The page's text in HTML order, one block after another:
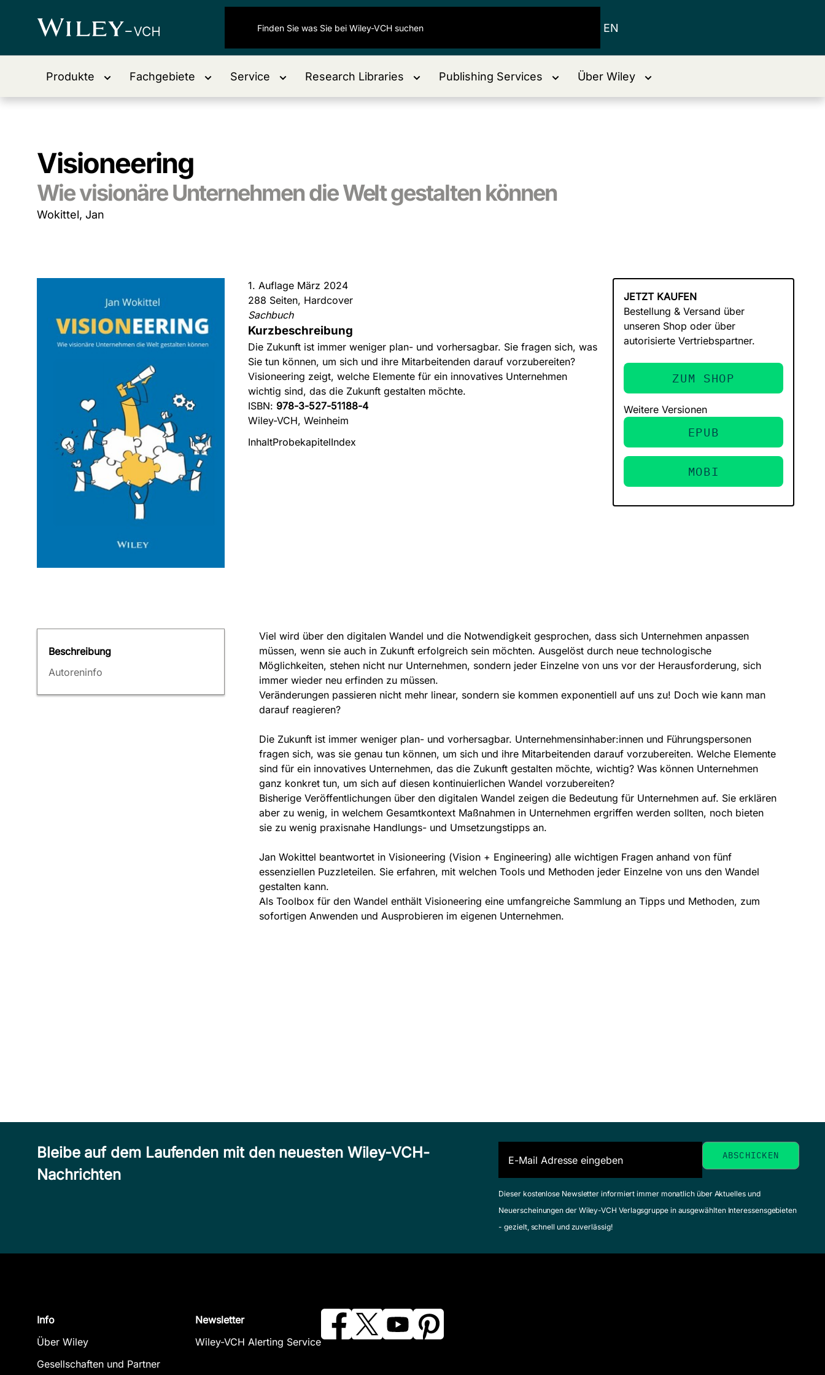
EN
Produkte Fachgebiete Service Research Libraries Publishing Services Über Wiley
Visioneering
Wie visionäre Unternehmen die Welt gestalten können
Wokittel, Jan
1. Auflage März 2024
288 Seiten, Hardcover
Sachbuch
Kurzbeschreibung
Die Zukunft ist immer weniger plan- und vorhersagbar. Sie fragen sich, was
Sie tun können, um sich und ihre Mitarbeitenden darauf vorzubereiten?
Visioneering zeigt, welche Elemente für ein innovatives Unternehmen
wichtig sind, das die Zukunft gestalten möchte.
ISBN: 978-3-527-51188-4
Wiley-VCH, Weinheim
InhaltProbekapitelIndex
JETZT KAUFEN
Bestellung & Versand über
unseren Shop oder über
autorisierte Vertriebspartner.
ZUM SHOP
Weitere Versionen
EPUB
MOBI
Beschreibung
Autoreninfo
Viel wird über den digitalen Wandel und die Notwendigkeit gesprochen, dass sich Unternehmen anpassen
müssen, wenn sie auch in Zukunft erfolgreich sein möchten. Ausgelöst durch neue technologische
Möglichkeiten, stehen nicht nur Unternehmen, sondern jeder Einzelne von uns vor der Herausforderung, sich
immer wieder neu erfinden zu müssen.
Veränderungen passieren nicht mehr linear, sondern sie kommen exponentiell auf uns zu! Doch wie kann man
darauf reagieren?
Die Zukunft ist immer weniger plan- und vorhersagbar. Unternehmensinhaber:innen und Führungspersonen
fragen sich, was sie genau tun können, um sich und ihre Mitarbeitenden darauf vorzubereiten. Welche Elemente
sind für ein innovatives Unternehmen, das die Zukunft gestalten möchte, wichtig? Was können Unternehmen
ganz konkret tun, um sich auf diesen kontinuierlichen Wandel vorzubereiten?
Bisherige Veröffentlichungen über den digitalen Wandel zeigen die Bedeutung für Unternehmen auf. Sie erklären
aber zu wenig, in welchem Gesamtkontext Maßnahmen in Unternehmen ergriffen werden sollten, noch bieten
sie zu wenig praxisnahe Handlungs- und Umsetzungstipps an.
Jan Wokittel beantwortet in Visioneering (Vision + Engineering) alle wichtigen Fragen anhand von fünf
essenziellen Puzzleteilen. Sie erfahren, mit welchen Tools und Methoden jeder Einzelne von uns den Wandel
gestalten kann.
Als Toolbox für den Wandel enthält Visioneering eine umfangreiche Sammlung an Tipps und Methoden, zum
sofortigen Anwenden und Ausprobieren im eigenen Unternehmen.
Bleibe auf dem Laufenden mit den neuesten Wiley-VCH-
Nachrichten
Dieser kostenlose Newsletter informiert immer monatlich über Aktuelles und
Neuerscheinungen der Wiley-VCH Verlagsgruppe in ausgewählten Interessensgebieten
- gezielt, schnell und zuverlässig!
Info
Über Wiley
Gesellschaften und Partner
Newsletter
Wiley-VCH Alerting Service